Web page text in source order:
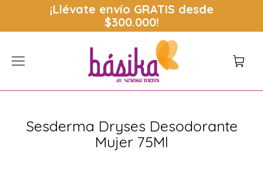
¡Llévate envío GRATIS desde
$300.000!
Sesderma Dryses Desodorante
Mujer 75Ml